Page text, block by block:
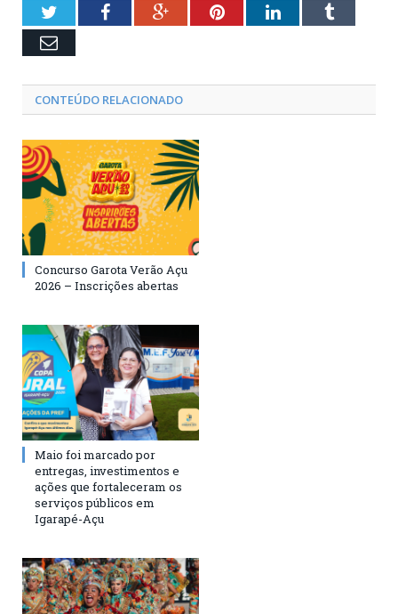
TwitterFacebookGoogle+PinterestLinkedInTumblr
Email
CONTEÚDO RELACIONADO
Concurso Garota Verão Açu
2026 – Inscrições abertas
Maio foi marcado por
entregas, investimentos e
ações que fortaleceram os
serviços públicos em
Igarapé-Açu